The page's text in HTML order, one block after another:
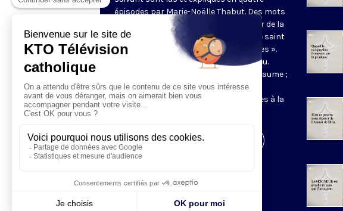
épisodes par Marie-Noëlle Thabut. Des mots
simples et lumineux pour aller au cœur de la
Révélation biblique, entrer dans ce que saint
Luc appelle « l’intelligence des Écritures ».
Chaque jour, vivez avec la Parole de Dieu.
Lundi, la première lecture ; mardi, le psaume ;
mercredi, la deuxième lecture ; jeudi,
l’Évangile ; vendredi, les quatre épisodes à la
Visiter la page de l'émission